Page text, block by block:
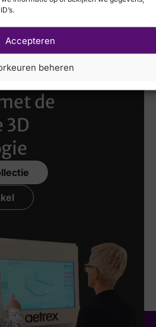
Accepteren
beheren
de
3D